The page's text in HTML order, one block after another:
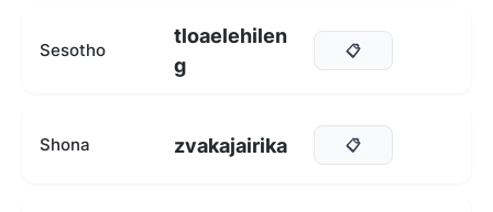
Sesotho
tloaelehilen
g
📋
Shona zvakajairika 📋